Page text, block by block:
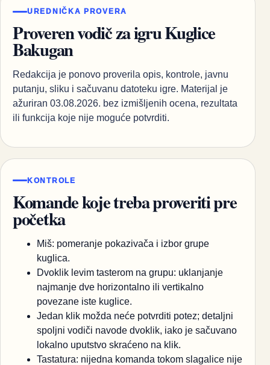
UREDNIČKA PROVERA
Proveren vodič za igru Kuglice
Bakugan
Redakcija je ponovo proverila opis, kontrole, javnu
putanju, sliku i sačuvanu datoteku igre. Materijal je
ažuriran 03.08.2026. bez izmišljenih ocena, rezultata
ili funkcija koje nije moguće potvrditi.
KONTROLE
Komande koje treba proveriti pre
početka
Miš: pomeranje pokazivača i izbor grupe
kuglica.
Dvoklik levim tasterom na grupu: uklanjanje
najmanje dve horizontalno ili vertikalno
povezane iste kuglice.
Jedan klik možda neće potvrditi potez; detaljni
spoljni vodiči navode dvoklik, iako je sačuvano
lokalno uputstvo skraćeno na klik.
Tastatura: nijedna komanda tokom slagalice nije